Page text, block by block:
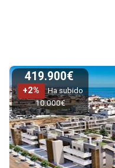
419.900€
+2%
Ha subido
10.000€